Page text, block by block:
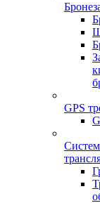
GPS